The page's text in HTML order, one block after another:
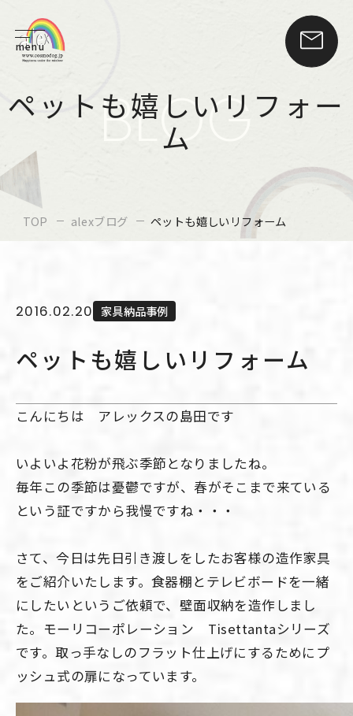
menu
BLOG
ペットも嬉しいリフォー
ム
TOP alexブログ ペットも嬉しいリフォーム
2016.02.20 家具納品事例
ペットも嬉しいリフォーム
こんにちは アレックスの島田です
いよいよ花粉が飛ぶ季節となりましたね。
毎年この季節は憂鬱ですが、春がそこまで来ている
という証ですから我慢ですね・・・
さて、今日は先日引き渡しをしたお客様の造作家具
をご紹介いたします。食器棚とテレビボードを一緒
にしたいというご依頼で、壁面収納を造作しまし
た。モーリコーポレーション Tisettantaシリーズ
です。取っ手なしのフラット仕上げにするためにプ
ッシュ式の扉になっています。